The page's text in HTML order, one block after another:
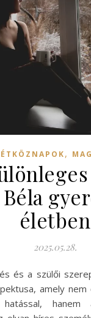
,
életben
2025.05.28.
amely nem
hanem